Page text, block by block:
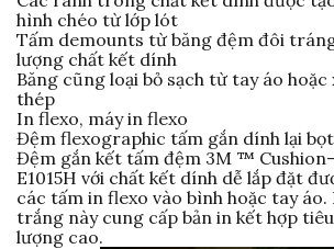
hình chéo từ lớp lót
Tấm demounts từ băng đệm đôi
lượng chất kết dính
Băng cũng loại bỏ sạch từ tay áo hoặc
thép
In flexo, máy in flexo
Đệm flexographic tấm gắn dính lại
Đệm gắn kết tấm đệm 3M ™
E1015H với chất kết dính dễ lắp đặt
các tấm in flexo vào bình hoặc tay áo.
trắng này cung cấp bản in kết hợp
lượng cao.